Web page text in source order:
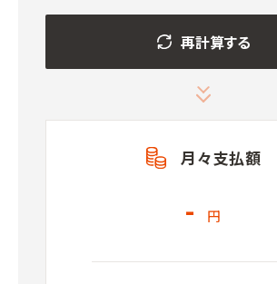
再計算する
月々支払額
- 円